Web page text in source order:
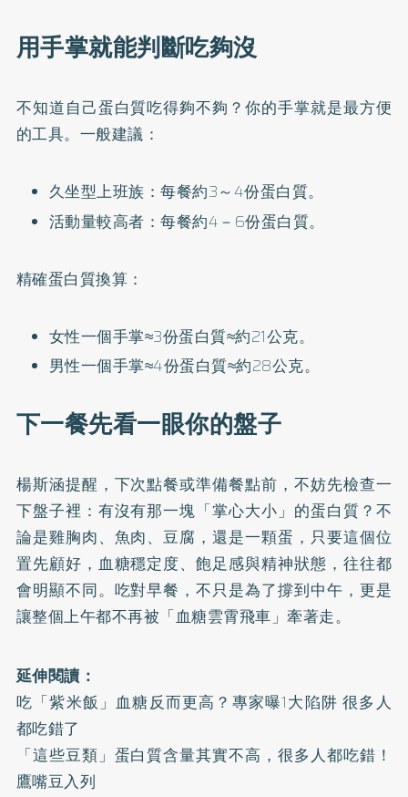
用手掌就能判斷吃夠沒
不知道自己蛋白質吃得夠不夠？你的手掌就是最方便
的工具。一般建議：
久坐型上班族：每餐約3～4份蛋白質。
活動量較高者：每餐約4－6份蛋白質。
精確蛋白質換算：
女性一個手掌≈3份蛋白質≈約21公克。
男性一個手掌≈4份蛋白質≈約28公克。
下一餐先看一眼你的盤子
楊斯涵提醒，下次點餐或準備餐點前，不妨先檢查一
下盤子裡：有沒有那一塊「掌心大小」的蛋白質？不
論是雞胸肉、魚肉、豆腐，還是一顆蛋，只要這個位
置先顧好，血糖穩定度、飽足感與精神狀態，往往都
會明顯不同。吃對早餐，不只是為了撐到中午，更是
讓整個上午都不再被「血糖雲霄飛車」牽著走。
延伸閱讀：
吃「紫米飯」血糖反而更高？專家曝1大陷阱 很多人
都吃錯了
「這些豆類」蛋白質含量其實不高，很多人都吃錯！
鷹嘴豆入列